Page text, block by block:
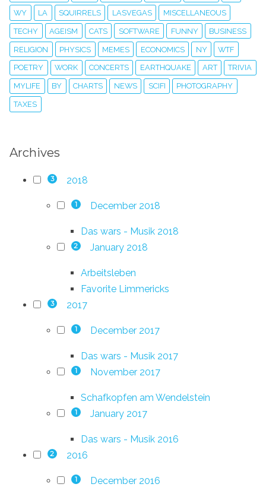
WY LA SQUIRRELS LASVEGAS MISCELLANEOUS
TECHY AGEISM CATS SOFTWARE FUNNY BUSINESS
RELIGION PHYSICS MEMES ECONOMICS NY WTF
POETRY WORK CONCERTS EARTHQUAKE ART TRIVIA
MYLIFE BY CHARTS NEWS SCIFI PHOTOGRAPHY
TAXES
Archives
3 2018
1 December 2018
Das wars - Musik 2018
2 January 2018
Arbeitsleben
Favorite Limmericks
3 2017
1 December 2017
Das wars - Musik 2017
1 November 2017
Schafkopfen am Wendelstein
1 January 2017
Das wars - Musik 2016
2 2016
1 December 2016